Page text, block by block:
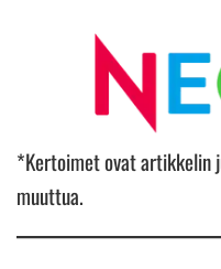
*Kertoimet ovat artikkelin
muuttua.